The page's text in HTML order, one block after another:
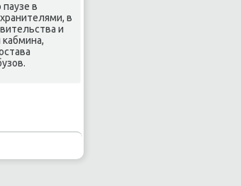
в
в
и